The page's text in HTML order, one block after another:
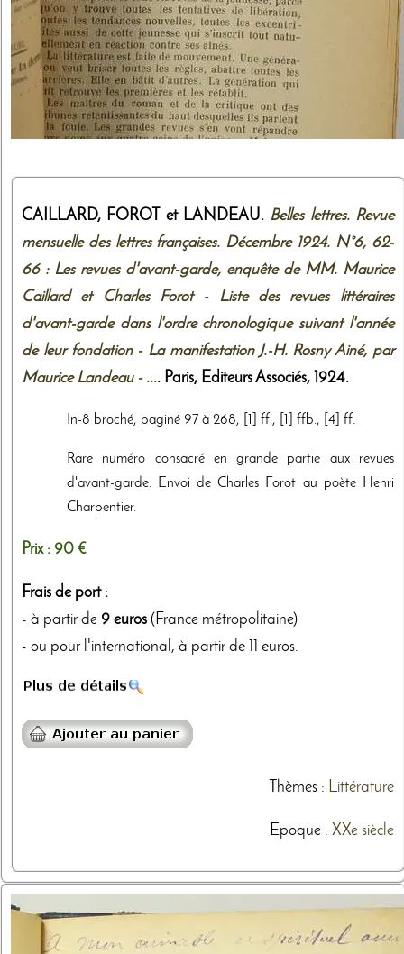
CAILLARD, FOROT et LANDEAU. Belles lettres. Revue
mensuelle des lettres françaises. Décembre 1924. N°6, 62-
66 : Les revues d'avant-garde, enquête de MM. Maurice
Caillard et Charles Forot - Liste des revues littéraires
d'avant-garde dans l'ordre chronologique suivant l'année
de leur fondation - La manifestation J.-H. Rosny Ainé, par
Maurice Landeau - .... Paris, Editeurs Associés, 1924.
In-8 broché, paginé 97 à 268, [1] ff., [1] ffb., [4] ff.
Rare numéro consacré en grande partie aux revues
d'avant-garde. Envoi de Charles Forot au poète Henri
Charpentier.
Prix : 90 €
Frais de port :
- à partir de 9 euros (France métropolitaine)
- ou pour l'international, à partir de 11 euros.
Thèmes: Littérature
Epoque : XXe siècle